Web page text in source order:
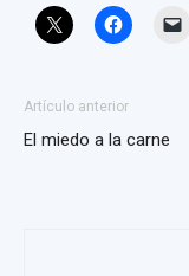
Artículo anterior
El miedo a la carne